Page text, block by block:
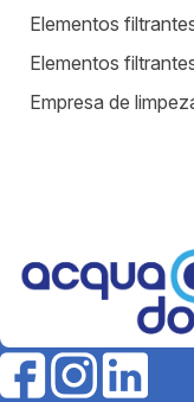
Elementos
Elementos
Empresa de
Fábrica de filtros
Fabricantes de
Filtro de água para
Filtro de água